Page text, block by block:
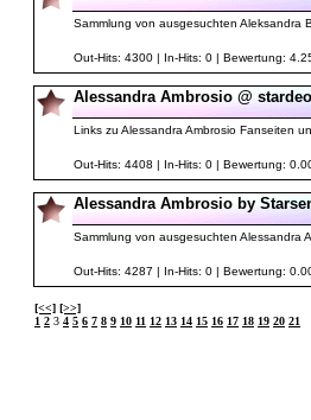
Sammlung von ausgesuchten Aleksandra
Out-Hits: 4300 | In-Hits: 0 | Bewertung:
Alessandra Ambrosio @
Links zu Alessandra Ambrosio Fanseiten
Out-Hits: 4408 | In-Hits: 0 | Bewertung:
Alessandra Ambrosio by
Sammlung von ausgesuchten Alessandra
Out-Hits: 4287 | In-Hits: 0 | Bewertung:
[<<] [>>]
1 2 3 4 5 6 7 8 9 10 11 12 13 14 15 16 17 18 19 20 21